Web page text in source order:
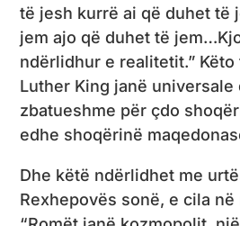
të jesh kurrë ai që duhet të
jem ajo që duhet të
ndërlidhur e realitetit.”
Luther King janë universale
zbatueshme për çdo
edhe shoqërinë
Dhe këtë ndërlidhet me
Rexhepovës sonë, e cila